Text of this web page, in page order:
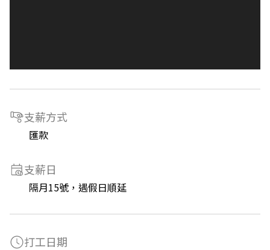
支薪方式
匯款
支薪日
隔月15號，遇假日順延
打工日期